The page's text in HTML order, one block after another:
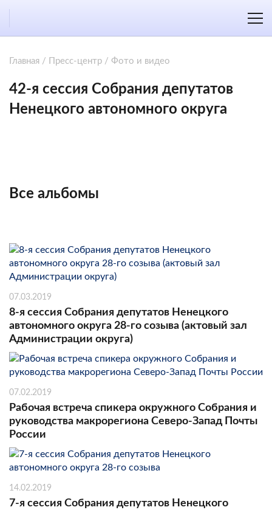
Главная / Пресс-центр / Фото и видео
42-я сессия Собрания депутатов
Ненецкого автономного округа
Все альбомы
07.03.2019
8-я сессия Собрания депутатов Ненецкого
автономного округа 28-го созыва (актовый зал
Администрации округа)
07.02.2019
Рабочая встреча спикера окружного Собрания и
руководства макрорегиона Северо-Запад Почты
России
14.02.2019
7-я сессия Собрания депутатов Ненецкого